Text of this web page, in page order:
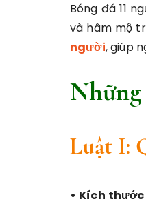
Bóng đá 11
và hâm mộ
người, giúp
Luật I:
• Kích